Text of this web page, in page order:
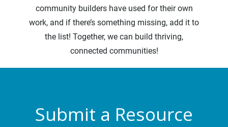
community builders have used for their own
work, and if there’s something missing, add it to
the list! Together, we can build thriving,
connected communities!
Submit a Resource